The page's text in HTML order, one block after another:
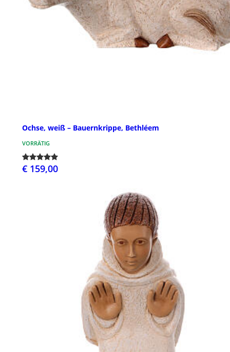
Ochse, weiß – Bauernkrippe, Bethléem
VORRÄTIG
€ 159,00